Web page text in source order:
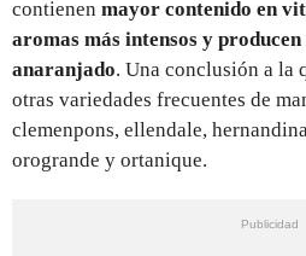
contienen mayor contenido en
aromas más intensos y producen
anaranjado. Una conclusión a la
otras variedades frecuentes de
clemenpons, ellendale,
orogrande y ortanique.